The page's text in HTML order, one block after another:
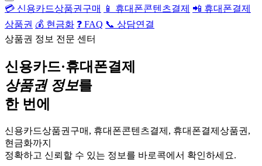
💳 신용카드상품권구매 📱 휴대폰콘텐츠결제 📲 휴대폰결제
상품권 💰 현금화 ❓ FAQ 📞 상담연결
상품권 정보 전문 센터
신용카드·휴대폰결제
상품권 정보를
한 번에
신용카드상품권구매, 휴대폰콘텐츠결제, 휴대폰결제상품권,
현금화까지
정확하고 신뢰할 수 있는 정보를 바로콕에서 확인하세요.